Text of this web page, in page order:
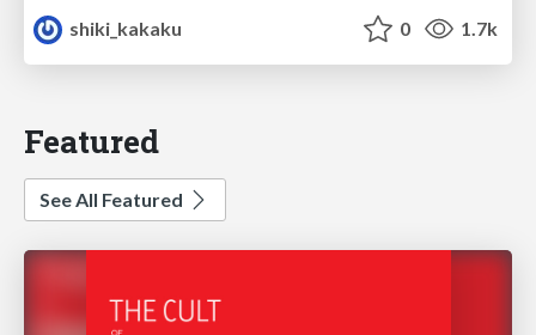
shiki_kakaku
0 1.7k
Featured
See All Featured